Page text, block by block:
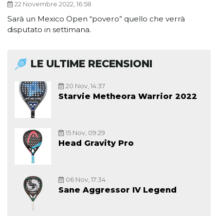
22 Novembre 2022, 16:58
Sarà un Mexico Open “povero” quello che verrà
disputato in settimana.
LE ULTIME RECENSIONI
20 Nov, 14:37
Starvie Metheora Warrior 2022
15 Nov, 09:29
Head Gravity Pro
06 Nov, 17:34
Sane Aggressor IV Legend